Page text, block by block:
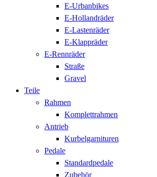
E-Urbanbikes
E-Hollandräder
E-Lastenräder
E-Klappräder
E-Rennräder
Straße
Gravel
Teile
Rahmen
Komplettrahmen
Antrieb
Kurbelgarnituren
Pedale
Standardpedale
Zubehör